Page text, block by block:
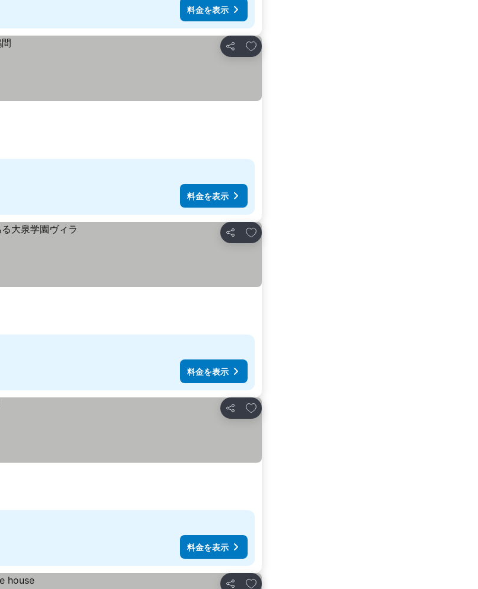
料金を表示
シェア
お気に入りに追加
料金を表示
シェア
お気に入りに追加
料金を表示
シェア
お気に入りに追加
料金を表示
お気に入りに追加